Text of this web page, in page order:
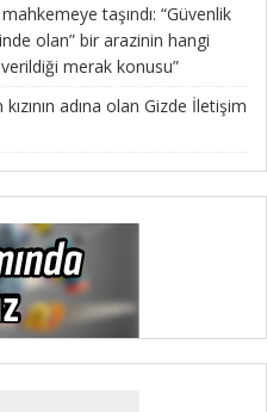
taşındı: “Güvenlik
olan” bir arazinin hangi
merak konusu”
adına olan Gizde İletişim